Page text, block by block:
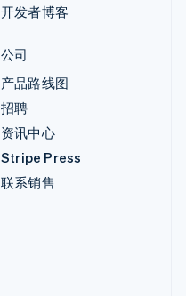
开发者博客
公司
产品路线图
招聘
资讯中心
Stripe Press
联系销售